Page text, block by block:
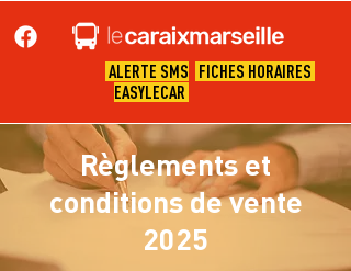
ALERTE SMS
EASYLECAR
FICHES HORAIRES
Règlements et
conditions de vente
2025